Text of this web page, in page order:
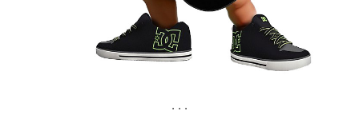
. . .